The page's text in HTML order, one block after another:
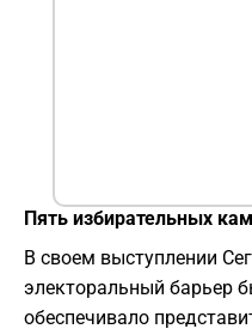
Пять избирательных
В своем выступлении
электоральный барьер
обеспечивало